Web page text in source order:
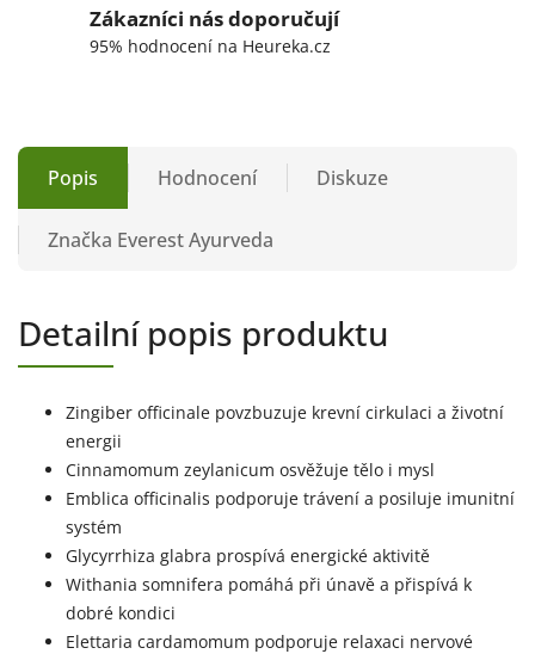
Zákazníci nás doporučují
95% hodnocení na Heureka.cz
Popis Hodnocení Diskuze
Značka Everest Ayurveda
Detailní popis produktu
Zingiber officinale povzbuzuje krevní cirkulaci a životní
energii
Cinnamomum zeylanicum osvěžuje tělo i mysl
Emblica officinalis podporuje trávení a posiluje imunitní
systém
Glycyrrhiza glabra prospívá energické aktivitě
Withania somnifera pomáhá při únavě a přispívá k
dobré kondici
Elettaria cardamomum podporuje relaxaci nervové